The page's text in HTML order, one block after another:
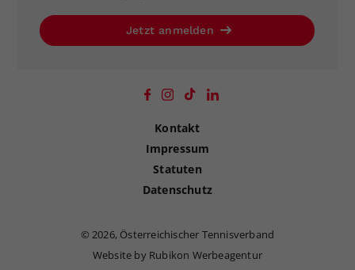
Jetzt anmelden
Kontakt
Impressum
Statuten
Datenschutz
©2026, Österreichischer Tennisverband
Website by Rubikon Werbeagentur